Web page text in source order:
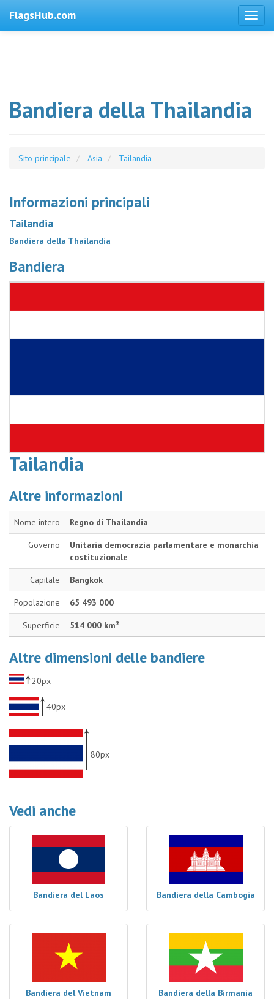
FlagsHub.com
Bandiera della Thailandia
Sito principale Asia Tailandia
Informazioni principali
Tailandia
Bandiera della Thailandia
Bandiera
Tailandia
Altre informazioni
Nome intero Regno di Thailandia
Governo
Unitaria democrazia parlamentare e monarchia
costituzionale
Capitale Bangkok
Popolazione 65 493 000
Superficie 514 000 km²
Altre dimensioni delle bandiere
20px
40px
80px
Vedi anche
Bandiera del Laos Bandiera della Cambogia
Bandiera del Vietnam Bandiera della Birmania